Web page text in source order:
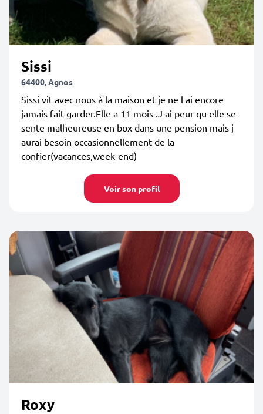
Sissi
64400, Agnos
Sissi vit avec nous à la maison et je ne l ai encore
jamais fait garder.Elle a 11 mois .J ai peur qu elle se
sente malheureuse en box dans une pension mais j
aurai besoin occasionnellement de la
confier(vacances,week-end)
Voir son profil
Roxy